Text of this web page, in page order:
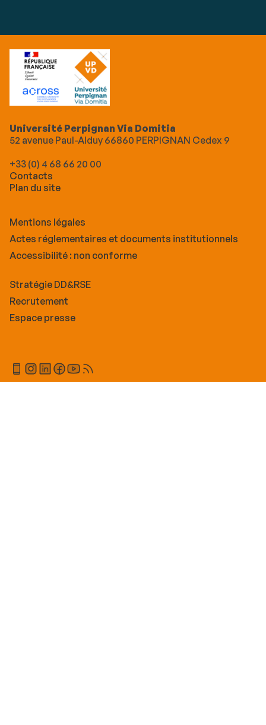
Université Perpignan Via Domitia
52 avenue Paul-Alduy 66860 PERPIGNAN Cedex 9
+33 (0) 4 68 66 20 00
Contacts
Plan du site
Mentions légales
Actes réglementaires et documents institutionnels
Accessibilité : non conforme
Stratégie DD&RSE
Recrutement
Espace presse